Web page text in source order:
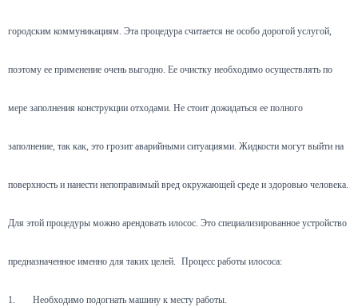
городским коммуникациям. Эта процедура считается не особо дорогой услугой,
поэтому ее применение очень выгодно. Ее очистку необходимо осуществлять по
мере заполнения конструкции отходами. Не стоит дожидаться ее полного
заполнение, так как, это грозит аварийными ситуациями. Жидкости могут выйти на
поверхность и нанести непоправимый вред окружающей среде и здоровью человека.
Для этой процедуры можно арендовать илосос. Это специализированное устройство
предназначенное именно для таких целей. Процесс работы илососа:
1. Необходимо подогнать машину к месту работы.